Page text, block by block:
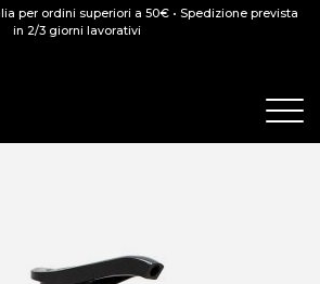
per ordini superiori a 50€ • Spedizione prevista
in 2/3 giorni lavorativi